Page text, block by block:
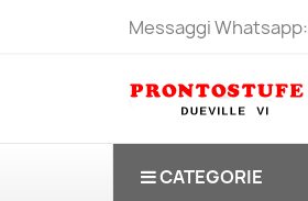
Messaggi Whatsapp:
CATEGORIE